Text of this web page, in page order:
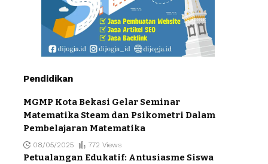
Pendidikan
MGMP Kota Bekasi Gelar Seminar
Matematika Steam dan Psikometri Dalam
Pembelajaran Matematika
08/05/2025 772 Views
Petualangan Edukatif: Antusiasme Siswa